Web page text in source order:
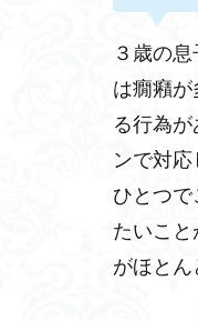
３歳の
は癇癪
る行為
ンで対
ひとつで
たいこ
がほとん